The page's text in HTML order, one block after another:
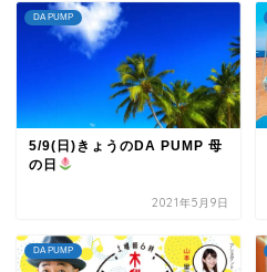
DA PUMP
5/9(日)きょうのDA PUMP 母
の日
2021年5月9日
DA PUMP